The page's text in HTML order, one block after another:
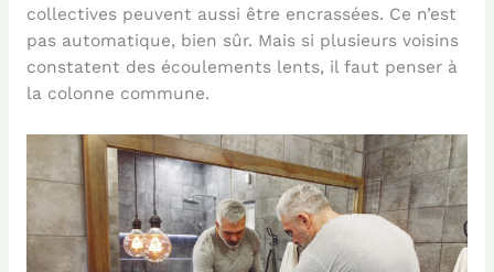
collectives peuvent aussi être encrassées. Ce n’est
pas automatique, bien sûr. Mais si plusieurs voisins
constatent des écoulements lents, il faut penser à
la colonne commune.